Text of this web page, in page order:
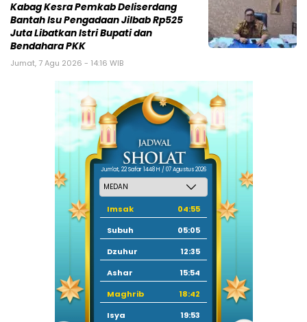
Kabag Kesra Pemkab Deliserdang
Bantah Isu Pengadaan Jilbab Rp525
Juta Libatkan Istri Bupati dan
Bendahara PKK
Jumat, 7 Agu 2026 - 14:16 WIB
Jum'at, 22 Safar 1448 H / 07 Agustus 2026
Imsak
04:55
Subuh
05:05
Dzuhur
12:35
Ashar
15:54
Maghrib
18:42
Isya
19:53